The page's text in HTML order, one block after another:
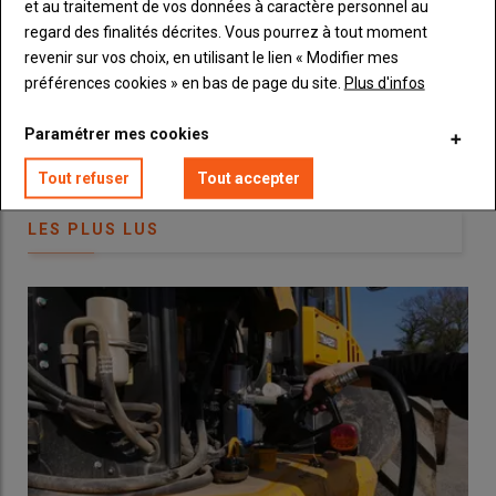
trouver desbennes pour charrier comme avec l’ensileuse
c’est facile de multiplier les coupes et nous en réalisons d’ailleurs
généralement cinq par an. »
Lire aussi :Comment choisir sa faucheuse
frontale pour l’affouragement en vert en 5
critères
Machinisme.
LES PLUS LUS
et au traitement de vos données à caractère personnel au
regard des finalités décrites. Vous pourrez à tout moment
revenir sur vos choix, en utilisant le lien « Modifier mes
préférences cookies » en bas de page du site. Plus d'infos
Paramétrer mes cookies
Tout refuser Tout accepter